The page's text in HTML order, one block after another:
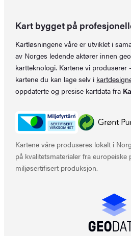
Kart bygget på
Kartløsningene våre er utviklet i
av Norges ledende aktører innen
kartteknologi. Kartene vi produserer
kartene du kan lage selv i
oppdaterte og presise kartdata fra
Kartene våre produseres lokalt i
på kvalitetsmaterialer fra europeiske
miljøsertifisert produksjon.